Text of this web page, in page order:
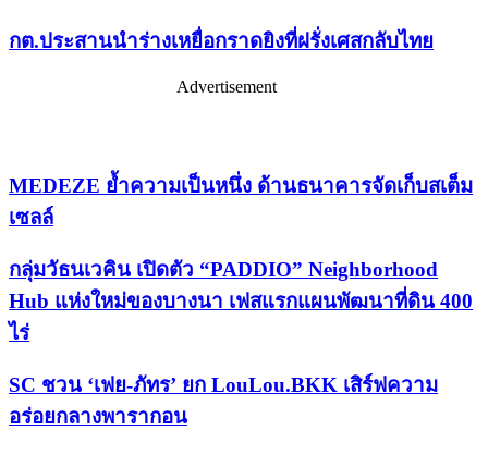
กต.ประสานนำร่างเหยื่อกราดยิงที่ฝรั่งเศสกลับไทย
Advertisement
MEDEZE ย้ำความเป็นหนึ่ง ด้านธนาคารจัดเก็บสเต็ม
เซลล์
กลุ่มวัธนเวคิน เปิดตัว “PADDIO” Neighborhood
Hub แห่งใหม่ของบางนา เฟสแรกแผนพัฒนาที่ดิน 400
ไร่
SC ชวน ‘เฟย-ภัทร’ ยก LouLou.BKK เสิร์ฟความ
อร่อยกลางพารากอน